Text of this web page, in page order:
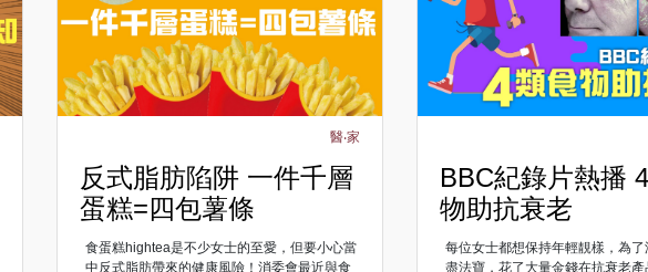
醫‧家
反式脂肪陷阱 一件千層
蛋糕=四包薯條
食蛋糕hightea是不少女士的至愛，但要小心當
中反式脂肪帶來的健康風險！消委會最近與食
BBC紀錄片熱播
物助抗衰老
每位女士都想保持年輕靚樣，為
盡法寶，花了大量金錢在抗衰老